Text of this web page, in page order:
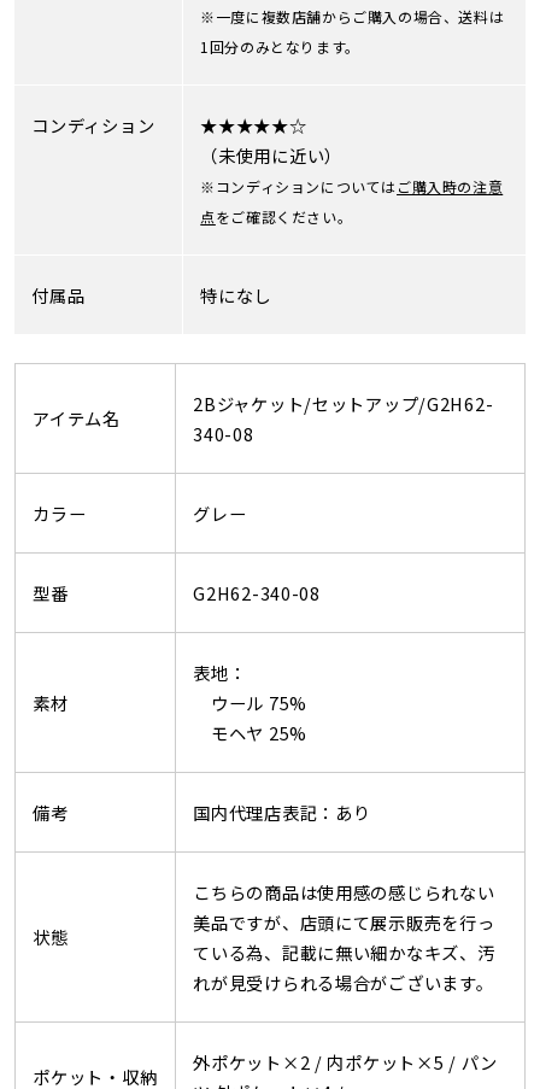
※一度に複数店舗からご購入の場合、送料は
1回分のみとなります。
コンディション
★★★★★☆
（未使用に近い）
※コンディションについてはご購入時の注意
点をご確認ください。
付属品 特になし
アイテム名
2Bジャケット/セットアップ/G2H62-
340-08
カラー グレー
型番 G2H62-340-08
素材
表地：
ウール 75%
モヘヤ 25%
備考 国内代理店表記：あり
状態
こちらの商品は使用感の感じられない
美品ですが、店頭にて展示販売を行っ
ている為、記載に無い細かなキズ、汚
れが見受けられる場合がございます。
ポケット・収納
外ポケット×2 / 内ポケット×5 / パン